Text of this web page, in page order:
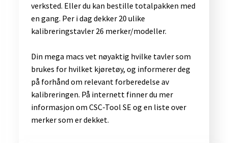
verksted. Eller du kan bestille totalpakken med
en gang. Per i dag dekker 20 ulike
kalibreringstavler 26 merker/modeller.
Din mega macs vet nøyaktig hvilke tavler som
brukes for hvilket kjøretøy, og informerer deg
på forhånd om relevant forberedelse av
kalibreringen. På internett finner du mer
informasjon om CSC-Tool SE og en liste over
merker som er dekket.